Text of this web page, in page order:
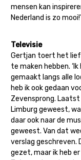
mensen kan
Nederland is zo mooi!’
Televisie
Gertjan toert het
te maken hebben.
gemaakt langs alle
heb ik ook gedaan
Zevensprong.
Limburg geweest,
daar ook naar de
geweest. Van dat
verslag geschreven.
gezet, maar ik heb